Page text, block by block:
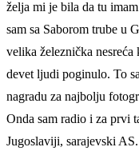
želja mi je bila da tu
sam sa Saborom trube u
velika železnička
devet ljudi poginulo. To
nagradu za najbolju
Onda sam radio i za prvi
Jugoslaviji, sarajevski